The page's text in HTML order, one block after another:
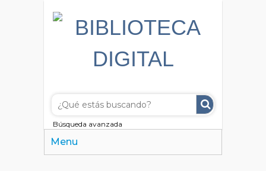
Búsqueda avanzada
Menu